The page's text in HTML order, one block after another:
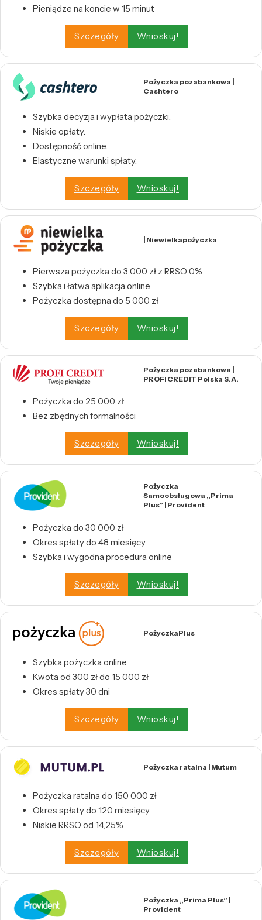
Pieniądze na koncie w 15 minut
Szczegóły Wnioskuj!
Pożyczka pozabankowa |
Cashtero
Szybka decyzja i wypłata pożyczki.
Niskie opłaty.
Dostępność online.
Elastyczne warunki spłaty.
Szczegóły Wnioskuj!
| Niewielkapożyczka
Pierwsza pożyczka do 3 000 zł z RRSO 0%
Szybka i łatwa aplikacja online
Pożyczka dostępna do 5 000 zł
Szczegóły Wnioskuj!
Pożyczka pozabankowa |
PROFI CREDIT Polska S.A.
Pożyczka do 25 000 zł
Bez zbędnych formalności
Szczegóły Wnioskuj!
Pożyczka
Samoobsługowa „Prima
Plus” | Provident
Pożyczka do 30 000 zł
Okres spłaty do 48 miesięcy
Szybka i wygodna procedura online
Szczegóły Wnioskuj!
PożyczkaPlus
Szybka pożyczka online
Kwota od 300 zł do 15 000 zł
Okres spłaty 30 dni
Szczegóły Wnioskuj!
Pożyczka ratalna | Mutum
Pożyczka ratalna do 150 000 zł
Okres spłaty do 120 miesięcy
Niskie RRSO od 14,25%
Szczegóły Wnioskuj!
Pożyczka „Prima Plus” |
Provident